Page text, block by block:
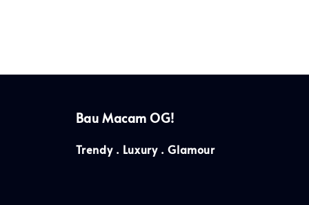
Bau Macam OG!
Trendy . Luxury . Glamour